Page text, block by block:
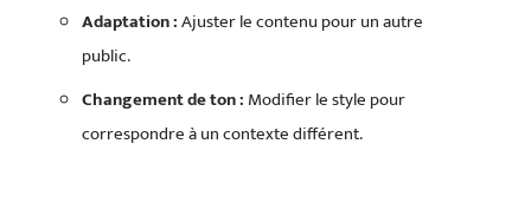
Adaptation :Ajuster le contenu pour un autre
public.
Changement de ton : Modifier le style pour
correspondre à un contexte différent.